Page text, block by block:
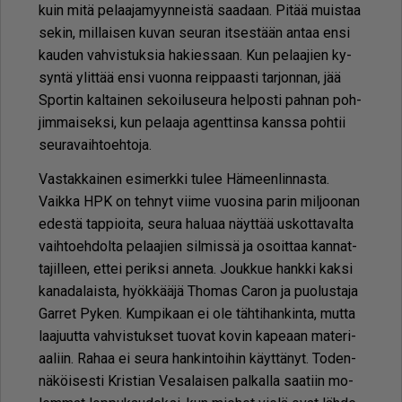
kuin mitä pe­laa­ja­myyn­neis­tä saa­daan. Pi­tää muis­taa
se­kin, mil­lai­sen ku­van seu­ran it­ses­tään an­taa en­si
kau­den vah­vis­tuk­sia ha­kies­saan. Kun pe­laa­jien ky­
syn­tä ylit­tää en­si vuon­na reip­paas­ti tar­jon­nan, jää
Spor­tin kal­tai­nen se­koi­lu­seu­ra hel­pos­ti pah­nan poh­
jim­mai­sek­si, kun pe­laa­ja agent­tin­sa kans­sa poh­tii
seu­ra­vaih­to­eh­to­ja.
Vas­tak­kai­nen esi­merk­ki tu­lee Hä­meen­lin­nas­ta.
Vaik­ka HPK on teh­nyt vii­me vuo­si­na pa­rin mil­joo­nan
edes­tä tap­pi­oi­ta, seu­ra ha­lu­aa näyt­tää us­kot­ta­val­ta
vaih­to­eh­dol­ta pe­laa­jien sil­mis­sä ja osoit­taa kan­nat­
ta­jil­leen, et­tei pe­rik­si an­ne­ta. Jouk­kue hank­ki kak­si
ka­na­da­lais­ta, hyök­kää­jä Tho­mas Ca­ron ja puo­lus­ta­ja
Gar­ret Py­ken. Kum­pi­kaan ei ole täh­ti­han­kin­ta, mut­ta
laa­juut­ta vah­vis­tuk­set tuo­vat ko­vin ka­pe­aan ma­te­ri­
aa­liin. Ra­haa ei seu­ra han­kin­toi­hin käyt­tä­nyt. To­den­
nä­köi­ses­ti Kris­ti­an Ve­sa­lai­sen pal­kal­la saa­tiin mo­